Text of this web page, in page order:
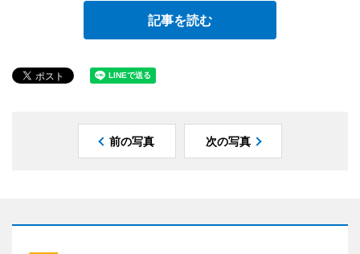
記事を読む
前の写真 次の写真